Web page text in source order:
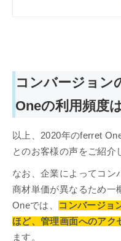
コンバージョン
Oneの利用頻度
以上、2020年のferret
とのお客様の声をご紹介
なお、企業によってコン
商材単価が異なるため一
Oneでは、
コンバージョ
ほど、管理画面へのアク
ます。